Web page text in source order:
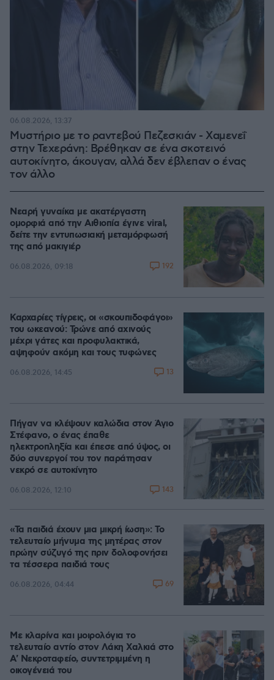
Μυστήριο με το ραντεβού Πεζεσκιάν - Χαμενεΐ
στην Τεχεράνη: Βρέθηκαν σε ένα σκοτεινό
αυτοκίνητο, άκουγαν, αλλά δεν έβλεπαν ο ένας
τον άλλο
06.08.2026, 13:37
Νεαρή γυναίκα με ακατέργαστη
ομορφιά από την Αιθιοπία έγινε viral,
δείτε την εντυπωσιακή μεταμόρφωσή
της από μακιγιέρ
06.08.2026, 09:18 192
Καρχαρίες τίγρεις, οι «σκουπιδοφάγοι»
του ωκεανού: Τρώνε από αχινούς
μέχρι γάτες και προφυλακτικά,
αψηφούν ακόμη και τους τυφώνες
06.08.2026, 14:45 13
Πήγαν να κλέψουν καλώδια στον Άγιο
Στέφανο, ο ένας έπαθε
ηλεκτροπληξία και έπεσε από ύψος, οι
δύο συνεργοί του τον παράτησαν
νεκρό σε αυτοκίνητο
06.08.2026, 12:10 143
«Τα παιδιά έχουν μια μικρή ίωση»: Το
τελευταίο μήνυμα της μητέρας στον
πρώην σύζυγό της πριν δολοφονήσει
τα τέσσερα παιδιά τους
06.08.2026, 04:44 69
Με κλαρίνα και μοιρολόγια το
τελευταίο αντίο στον Λάκη Χαλκιά στο
A' Νεκροταφείο, συντετριμμένη η
οικογένειά του